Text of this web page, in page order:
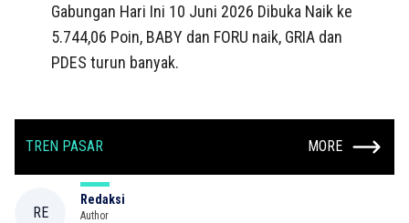
Gabungan Hari Ini 10 Juni 2026 Dibuka Naik ke
5.744,06 Poin, BABY dan FORU naik, GRIA dan
PDES turun banyak.
TREN PASAR MORE
RE
Redaksi
Author